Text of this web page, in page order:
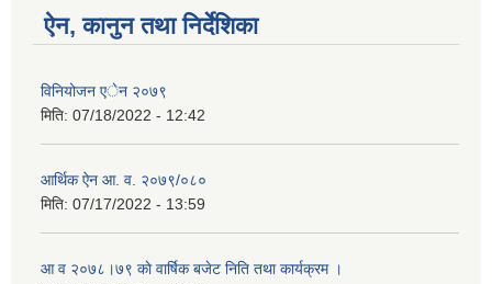
ऐन, कानुन तथा निर्देशिका
विनियोजन एेन २०७९
मिति: 07/18/2022 - 12:42
आर्थिक ऐन आ. व. २०७९/०८०
मिति: 07/17/2022 - 13:59
आ व २०७८।७९ काे वार्षिक बजेट निति तथा कार्यक्रम ।